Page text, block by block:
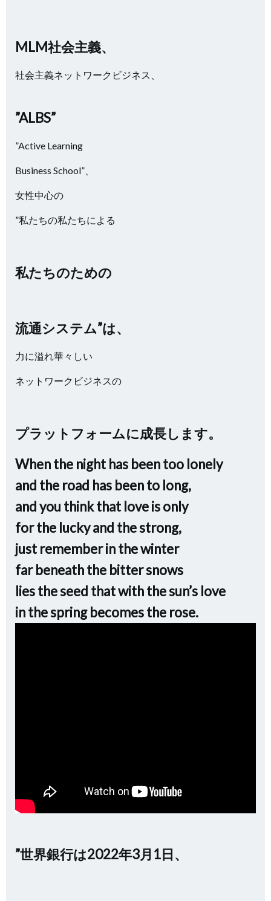
MLM社会主義、
社会主義ネットワークビジネス、
”ALBS”
”Active Learning
Business School”、
女性中心の
”私たちの私たちによる
私たちのための
流通システム”は、
力に溢れ華々しい
ネットワークビジネスの
プラットフォームに成長します。
When the night has been too lonely
and the road has been to long,
and you think that love is only
for the lucky and the strong,
just remember in the winter
far beneath the bitter snows
lies the seed that with the sun’s love
in the spring becomes the rose.
”世界銀行は2022年3月1日、